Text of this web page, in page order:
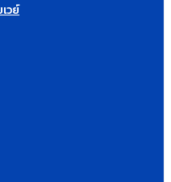
วย์